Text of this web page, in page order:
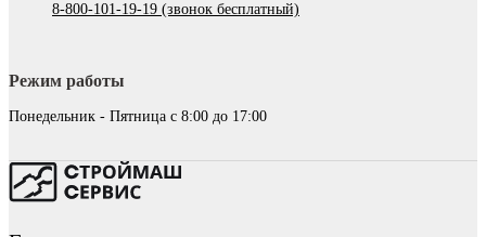
8-800-101-19-19 (звонок бесплатный)
Режим работы
Понедельник - Пятница с 8:00 до 17:00